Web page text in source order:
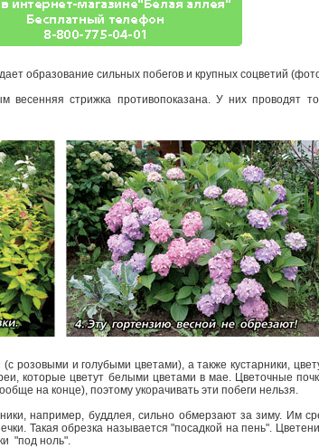
образование сильных побегов и крупных соцветий
весенняя стрижка противопоказана. У них проводят
(с розовыми и голубыми цветами), а также кустарники,
которые цветут белыми цветами в мае. Цветочные
на конце), поэтому укорачивать эти побеги нельзя.
например, буддлея, сильно обмерзают за зиму. Им
Такая обрезка называется "посадкой на пень".
"под ноль".